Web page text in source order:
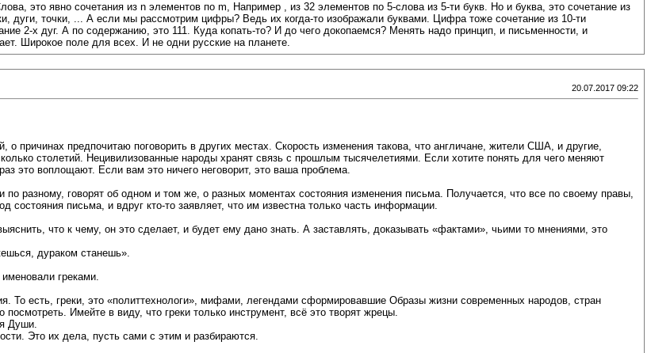
это явно сочетания из n элементов по m, Например , из 32 элементов по 5-слова из 5-ти букв. Но и буква, это сочетание из
дуги, точки, ... А если мы рассмотрим цифры? Ведь их когда-то изображали буквами. Цифра тоже сочетание из 10-ти
2-х дуг. А по содержанию, это 111. Куда копать-то? И до чего докопаемся? Менять надо принцип, и письменности, и
Широкое поле для всех. И не одни русские на планете.
20.07.2017 09:22
причинах предпочитаю поговорить в других местах. Скорость изменения такова, что англичане, жители США, и другие,
столетий. Нецивилизованные народы хранят связь с прошлым тысячелетиями. Если хотите понять для чего меняют
это воплощают. Если вам это ничего неговорит, это ваша проблема.
разному, говорят об одном и том же, о разных моментах состояния изменения письма. Получается, что все по своему правы,
состояния письма, и вдруг кто-то заявляет, что им известна только часть информации.
что к чему, он это сделает, и будет ему дано знать. А заставлять, доказывать «фактами», чьими то мнениями, это
дураком станешь».
греками.
есть, греки, это «политтехнологи», мифами, легендами сформировавшие Образы жизни современных народов, стран
Имейте в виду, что греки только инструмент, всё это творят жрецы.
Души.
Это их дела, пусть сами с этим и разбираются.